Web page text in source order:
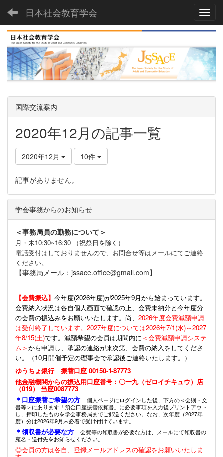
日本社会教育学会
国際交流案内
2020年12月の記事一覧
2020年12月 10件
記事がありません。
学会事務からのお知らせ
＜事務局員の勤務について＞
月・木10:30~16:30 （祝祭日を除く）
電話受付はしておりませんので、お問合せ等はメールにてご連絡
ください。
【事務局メール：jssace.office@gmail.com】
【会費振込】 今年度(2026年度)が2025年9月から始まっています。
会費納入状況は各自個人画面で確認の上、会費未納分と今年度分
の会費の振込みをお願いいたします。尚、 2026年度会費減額申請
は受付終了しています。2027年度については2026年7/1(水)～2027
年8/15(土)です。減額希望の会員は期間内に ＜会費減額申請システ
ム＞から申請し、承認の連絡が来次第、会費の納入をしてくださ
い。（10月開催予定の理事会で承認後ご連絡いたします。）
ゆうちょ銀行 振替口座 00150-1-87773
他金融機関からの振込用口座番号：〇一九（ゼロイチキュウ）店
（019） 当座0087773
＊口座振替ご希望の方
個人ページにログインした後、下方の＜会則・文
書等＞にあります「預金口座振替依頼書」に必要事項を入力後プリントアウト
し、押印したものを学会事務局までご郵送ください。なお、次年度（2027年
度）分は2026年9月末必着で受け付けています。
＊領収書が必要な方
会費等の領収書が必要な方は、メールにて領収書の
宛名・送付先をお知らせください。
◎会員の方は各自、登録メールアドレスの確認をお願いいたしま